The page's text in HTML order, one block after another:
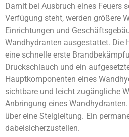
Damit bei Ausbruch eines Feuers
Verfügung steht, werden größere
Einrichtungen und
Wandhydranten ausgestattet. Die
eine schnelle erste
Druckschlauch und ein
Hauptkomponenten eines
sichtbare und leicht zugängliche
Anbringung eines
über eine Steigleitung. Ein
dabeisicherzustellen.